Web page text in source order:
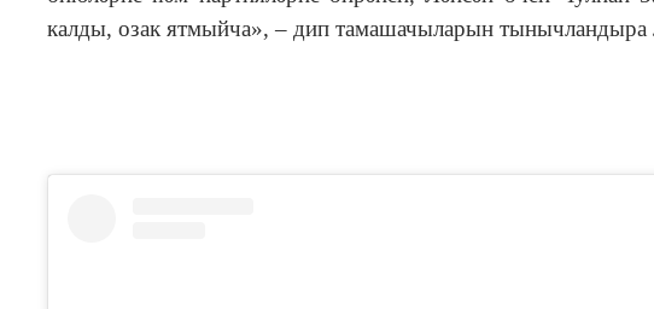
калды, озак ятмыйча», – дип тамашачыларын